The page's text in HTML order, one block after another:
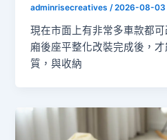
adminrisecreatives/2026-08-03
現在市面上有非常多車款都
廂後座平整化改裝完成後，
質，與收納